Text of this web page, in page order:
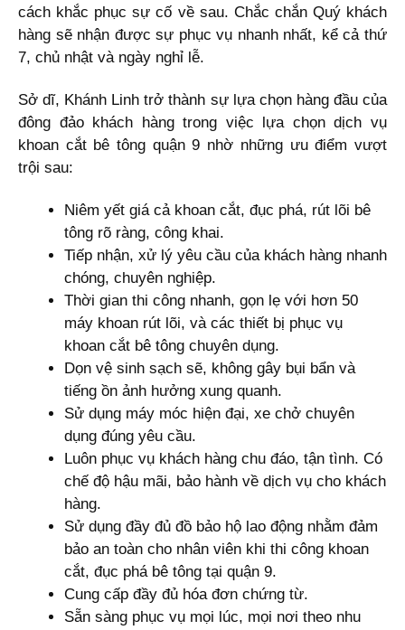
cách khắc phục sự cố về sau. Chắc chắn Quý khách
hàng sẽ nhận được sự phục vụ nhanh nhất, kể cả thứ
7, chủ nhật và ngày nghỉ lễ.
Sở dĩ, Khánh Linh trở thành sự lựa chọn hàng đầu của
đông đảo khách hàng trong việc lựa chọn dịch vụ
khoan cắt bê tông quận 9 nhờ những ưu điểm vượt
trội sau:
Niêm yết giá cả khoan cắt, đục phá, rút lõi bê
tông rõ ràng, công khai.
Tiếp nhận, xử lý yêu cầu của khách hàng nhanh
chóng, chuyên nghiệp.
Thời gian thi công nhanh, gọn lẹ với hơn 50
máy khoan rút lõi, và các thiết bị phục vụ
khoan cắt bê tông chuyên dụng.
Dọn vệ sinh sạch sẽ, không gây bụi bẩn và
tiếng ồn ảnh hưởng xung quanh.
Sử dụng máy móc hiện đại, xe chở chuyên
dụng đúng yêu cầu.
Luôn phục vụ khách hàng chu đáo, tận tình. Có
chế độ hậu mãi, bảo hành về dịch vụ cho khách
hàng.
Sử dụng đầy đủ đồ bảo hộ lao động nhằm đảm
bảo an toàn cho nhân viên khi thi công khoan
cắt, đục phá bê tông tại quận 9.
Cung cấp đầy đủ hóa đơn chứng từ.
Sẵn sàng phục vụ mọi lúc, mọi nơi theo nhu